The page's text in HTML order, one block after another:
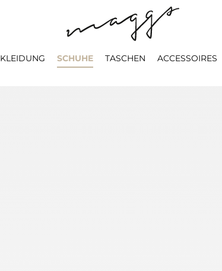
KLEIDUNG SCHUHE TASCHEN ACCESSOIRES